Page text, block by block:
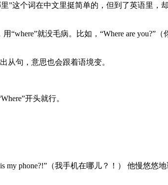
这个词在中文里挺简单的，但到了英语里，
就没毛病。比如，“Where are you?”（
从句，意思也会跟着语境变。
开头就行。
phone?!”（我手机在哪儿？！） 他慢悠悠地